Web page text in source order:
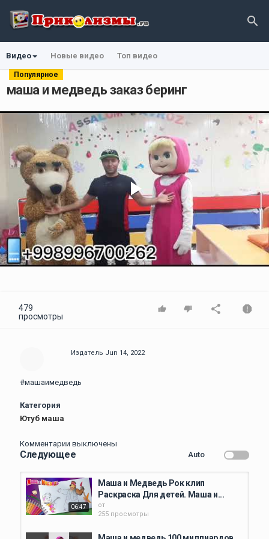
Видео Новые видео Топ видео
Популярное
маша и медведь заказ беринг
Play
Video
479
просмотры
Издатель Jun 14, 2022
#машаимедведь
Категория
Ютуб маша
Комментарии выключены
Следующее Auto
06:47
Маша и Медведь Рок клип
Раскраска Для детей. Маша и...
от
255 просмотры